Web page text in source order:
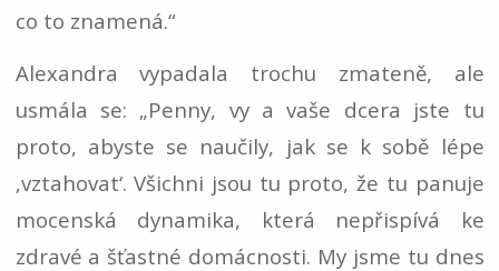
co to znamená.“
Alexandra vypadala trochu zmateně, ale
usmála se: „Penny, vy a vaše dcera jste tu
proto, abyste se naučily, jak se k sobě lépe
‚vztahovat‘. Všichni jsou tu proto, že tu panuje
mocenská dynamika, která nepřispívá ke
zdravé a šťastné domácnosti. My jsme tu dnes